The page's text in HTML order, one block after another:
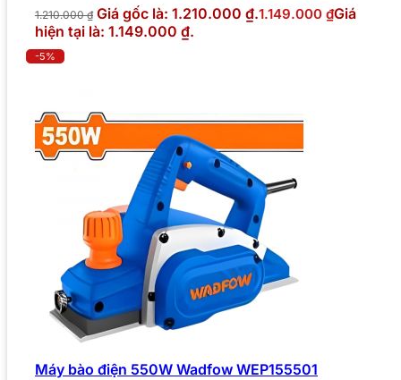
1.210.000₫ Giá gốc là: 1.210.000 ₫.1.149.000 ₫Giá
hiện tại là: 1.149.000 ₫.
-5%
Máy bào điện 550W Wadfow WEP155501